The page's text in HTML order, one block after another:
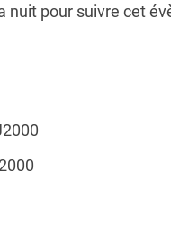
nuit pour suivre cet